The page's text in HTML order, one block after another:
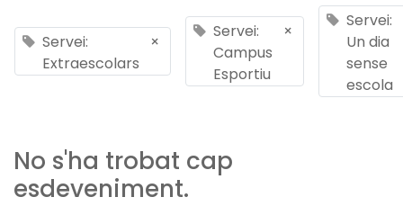
Servei:
Extraescolars
×
Servei:
Campus
Esportiu
×
Servei:
Un dia
sense
escola
No s'ha trobat cap
esdeveniment.